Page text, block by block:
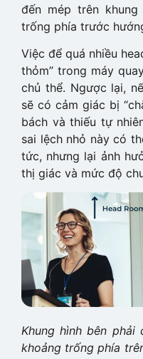
đến mép trên khung
trống phía trước
Việc để quá nhiều
thỏm” trong máy
chủ thể. Ngược lại,
sẽ có cảm giác bị
bách và thiếu tự
sai lệch nhỏ này có
tức, nhưng lại ảnh
thị giác và mức độ
Khung hình bên
khoảng trống phía